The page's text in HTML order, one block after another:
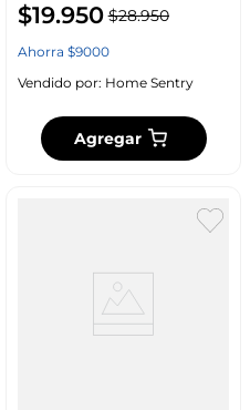
$19.950 $28.950
Ahorra $9000
Vendido por: Home Sentry
Agregar